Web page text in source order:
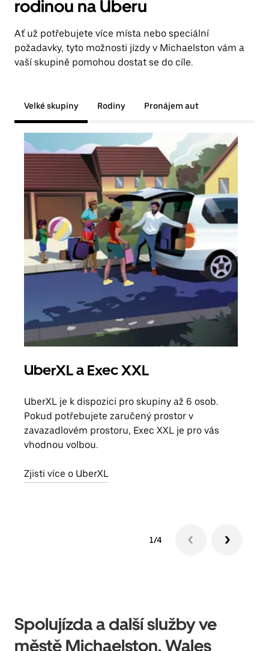
rodinou na Uberu
Ať už potřebujete více místa nebo speciální
požadavky, tyto možnosti jízdy v Michaelston vám a
vaší skupině pomohou dostat se do cíle.
Velké skupiny Rodiny Pronájem aut
UberXL a Exec XXL
UberXL je k dispozici pro skupiny až 6 osob.
Pokud potřebujete zaručený prostor v
zavazadlovém prostoru, Exec XXL je pro vás
vhodnou volbou.
Zjisti více o UberXL
1/4
Spolujízda a další služby ve
městě Michaelston, Wales